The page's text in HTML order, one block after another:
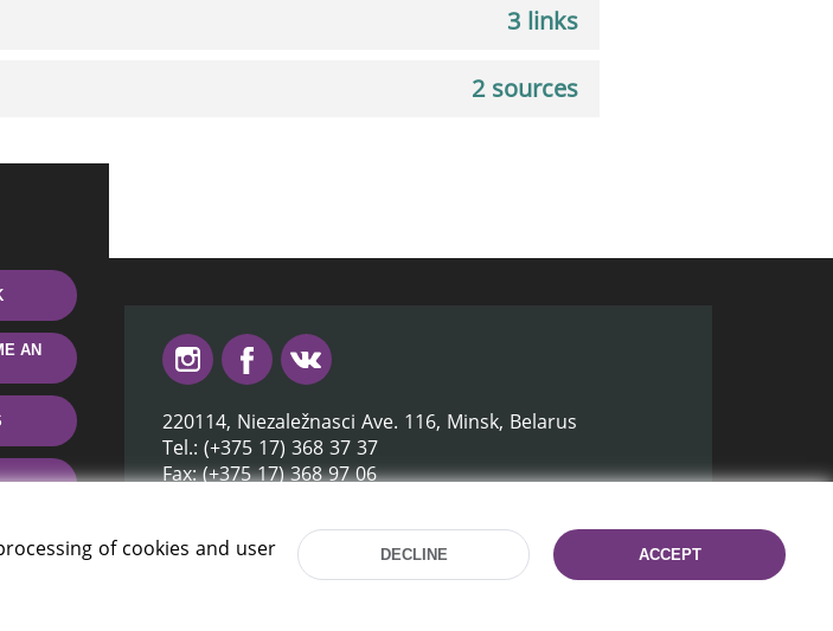
3 links
2 sources
AN
220114, Niezaležnasci Ave. 116, Minsk, Belarus
Tel.: (+375 17) 368 37 37
Fax: (+375 17) 368 97 06
Site development:mrsoft.by
of cookies and user
DECLINE ACCEPT